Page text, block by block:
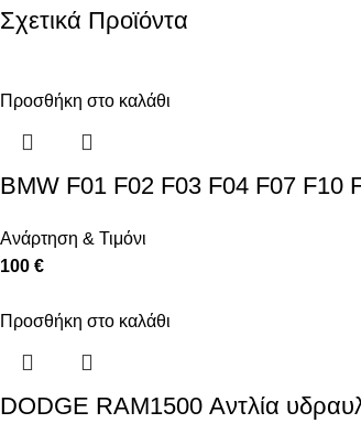
Σχετικά Προϊόντα
Προσθήκη στο καλάθι
BMW F01 F02 F03 F04 F07 F10
Ανάρτηση & Τιμόνι
100 €
Προσθήκη στο καλάθι
DODGE RAM1500 Αντλία